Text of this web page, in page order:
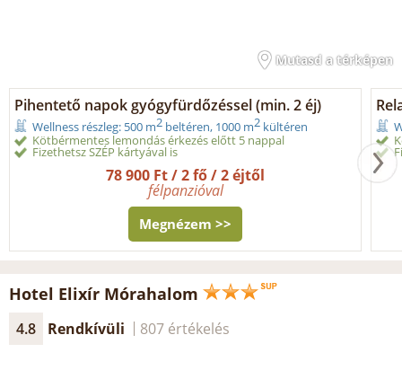
Mutasd a térképen
Pihentető napok gyógyfürdőzéssel (min. 2 éj)
Wellness részleg: 500 m2 beltéren, 1000 m2 kültéren
Kötbérmentes lemondás érkezés előtt 5 nappal
Fizethetsz SZÉP kártyával is
78 900 Ft / 2 fő / 2 éjtől
félpanzióval
Megnézem >>
Hotel Elixír Mórahalom
4.8 Rendkívüli 807 értékelés